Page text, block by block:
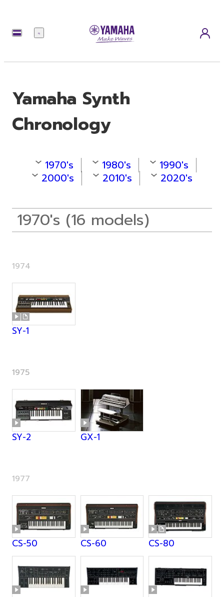
เมนู
Yamaha Synth
Chronology
1970's 1980's
1990's
2000's
2010's 2020's
1970's (16 models)
1974
SY-1
1975
SY-2 GX-1
1977
CS-50 CS-60 CS-80